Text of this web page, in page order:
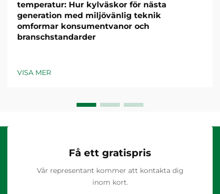
temperatur: Hur kylväskor för nästa
generation med miljövänlig teknik
omformar konsumentvanor och
branschstandarder
VISA MER
Få ett gratispris
Vår representant kommer att kontakta dig
inom kort.